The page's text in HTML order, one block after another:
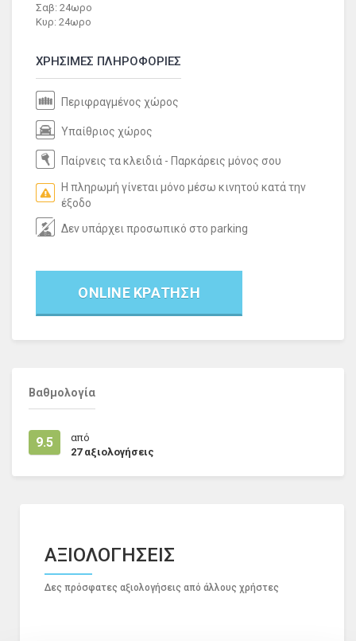
Σαβ: 24ωρο
Κυρ: 24ωρο
ΧΡΗΣΙΜΕΣ ΠΛΗΡΟΦΟΡΙΕΣ
Περιφραγμένος χώρος
Υπαίθριος χώρος
Παίρνεις τα κλειδιά - Παρκάρεις μόνος σου
Η πληρωμή γίνεται μόνο μέσω κινητού κατά την
έξοδο
Δεν υπάρχει προσωπικό στο parking
ONLINE ΚΡΑΤΗΣΗ
Βαθμολογία
9.5
από
27 αξιολογήσεις
ΑΞΙΟΛΟΓΗΣΕΙΣ
Δες πρόσφατες αξιολογήσεις από άλλους χρήστες